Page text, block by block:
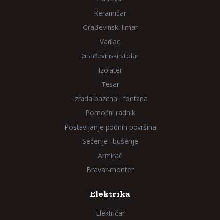
Keramičar
Građevinski limar
Varilac
Građevinski stolar
Izolater
Tesar
Izrada bazena i fontana
Pomoćni radnik
Postavljanje podnih površina
Sečenje i bušenje
Armirač
Bravar-monter
Elektrika
Električar